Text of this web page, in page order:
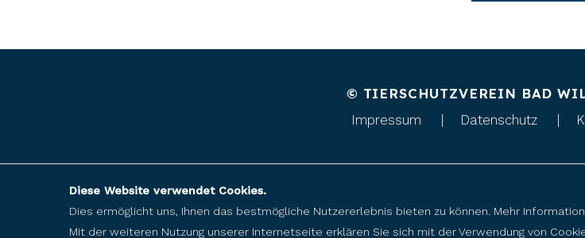
© TIERSCHUTZVEREIN BAD
Impressum Datenschutz
Diese Website verwendet Cookies.
Dies ermöglicht uns, Ihnen das bestmögliche Nutzererlebnis bieten zu können. Mehr
Mit der weiteren Nutzung unserer Internetseite erklären Sie sich mit der Verwendung von